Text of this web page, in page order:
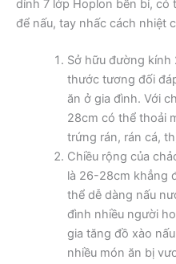
dính 7 lớp Hoplon bền bỉ, có
để nấu, tay nhấc cách nhiệt
Sở hữu đường
thước tương đối
ăn ở gia đình. Với
28cm có thể thoải
trứng rán, rán cá,
Chiều rộng của
là 26-28cm khẳng
thể dễ dàng nấu
đình nhiều người
gia tăng đồ xào
nhiều món ăn bị